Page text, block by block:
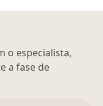
o especialista,
a fase de